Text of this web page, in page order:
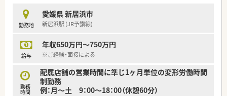
時短勤務ができるよう変更予定です。
■年間休日が120日とワークライフバランスが整っています
■日用品から常備薬まで、従業員割引制度など嬉しいメリットも
勤務地
愛媛県 新居浜市
新居浜駅 (JR予讃線)
給与
年収650万円～750万円
※ご経験・面接による
勤務
時間
配属店舗の営業時間に準じ1ヶ月単位の変形労働時間
制勤務
例：月～土 9：00～18：00（休憩60分）